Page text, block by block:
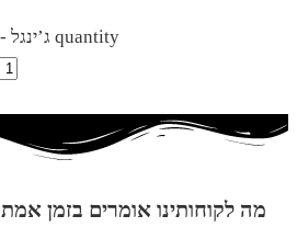
ג’ינגל - ג'ינגל עסקי לנייח - 22926 quantity
Music On Hold ® - מה לקוחותינו אומרים בזמן אמת